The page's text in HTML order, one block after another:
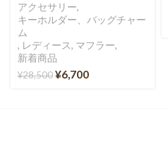
アクセサリー,
キーホルダー、バッグチャー
ム
, レディース, マフラー,
新着商品
¥28,500¥6,700